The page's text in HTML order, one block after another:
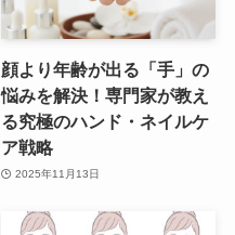
顔より年齢が出る「手」の
悩みを解決！専門家が教え
る究極のハンド・ネイルケ
ア戦略
2025年11月13日